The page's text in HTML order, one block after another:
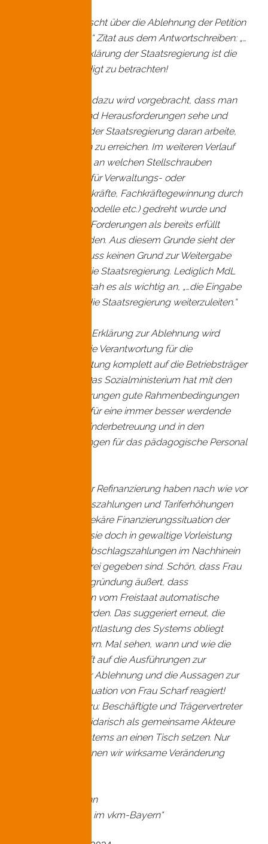
„Wir sind enttäuscht über die Ablehnung der Petition
„Rettet die Kitas!“ Zitat aus dem Antwortschreiben: „…
aufgrund der Erklärung der Staatsregierung ist die
Petition als erledigt zu betrachten!
In der Erklärung dazu wird vorgebracht, dass man
die Probleme und Herausforderungen sehe und
zusammen mit der Staatsregierung daran arbeite,
Verbesserungen zu erreichen. Im weiteren Verlauf
wird dargestellt, an welchen Stellschrauben
(Personalbonus für Verwaltungs- oder
Hauswirtschaftskräfte, Fachkräftegewinnung durch
Quereinsteigermodelle etc.) gedreht wurde und
deshalb unsere Forderungen als bereits erfüllt
angesehen werden. Aus diesem Grunde sieht der
Petitionsausschuss keinen Grund zur Weitergabe
der Petition an die Staatsregierung. Lediglich MdL
Doris Rauscher sah es als wichtig an, „…die Eingabe
als Material an die Staatsregierung weiterzuleiten.“
Beim Lesen der Erklärung zur Ablehnung wird
deutlich, dass die Verantwortung für die
Personalausstattung komplett auf die Betriebsträger
übertragen ist. Das Sozialministerium hat mit den
Mindestanforderungen gute Rahmenbedingungen
geschaffen, die für eine immer besser werdende
Qualität in der Kinderbetreuung und in den
Arbeitsbedingungen für das pädagogische Personal
Das Problem der Refinanzierung haben nach wie vor
die Träger: Bonuszahlungen und Tariferhöhungen
schaffen eine prekäre Finanzierungssituation der
Träger, müssen sie doch in gewaltige Vorleistung
gehen, bis die Abschlagszahlungen im Nachhinein
berechnet und frei gegeben sind. Schön, dass Frau
Scharf in der Begründung äußert, dass
Tarifsteigerungen vom Freistaat automatische
mitgetragen werden. Das suggeriert erneut, die
Steuerung der Entlastung des Systems obliegt
einzig den Trägern. Mal sehen, wann und wie die
Trägerlandschaft auf die Ausführungen zur
Begründung der Ablehnung und die Aussagen zur
Finanzierungssituation von Frau Scharf reagiert!
Unsere Idee dazu: Beschäftigte und Trägervertreter
müssen sich solidarisch als gemeinsame Akteure
und Teil des Systems an einen Tisch setzen. Nur
gemeinsam können wir wirksame Veränderung
Monika Hoffmann
Fachgruppe e+s im vkm-Bayern“